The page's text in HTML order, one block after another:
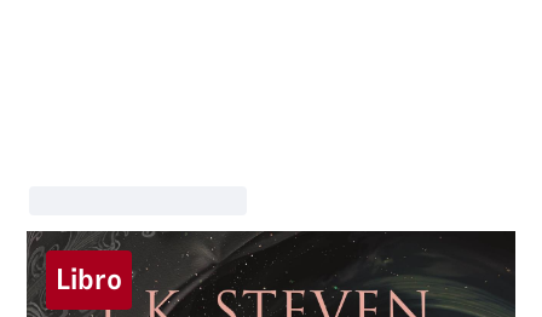
Libro